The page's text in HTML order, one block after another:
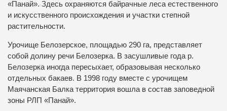
«Панай». Здесь охраняются байрачные леса естественного
и искусственного происхождения и участки степной
растительности.
Урочище Белозерское, площадью 290 га, представляет
собой долину речи Белозерка. В засушливые года р.
Белозерка иногда пересыхает, образовывая несколько
отдельных бакаев. В 1998 году вместе с урочищем
Маячанская Балка территория вошла в состав заповедной
зоны РЛП «Панай».